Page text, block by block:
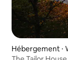
Hébergement ⋅